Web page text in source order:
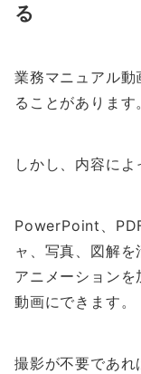
る
業務マニュアル
ることがあります
しかし、内容によ
PowerPoint、
ャ、写真、図解を
アニメーション
動画にできます。
撮影が不要であ